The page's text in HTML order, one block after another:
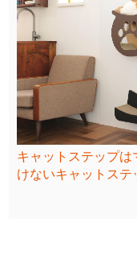
キャットステップは
けないキャットステ